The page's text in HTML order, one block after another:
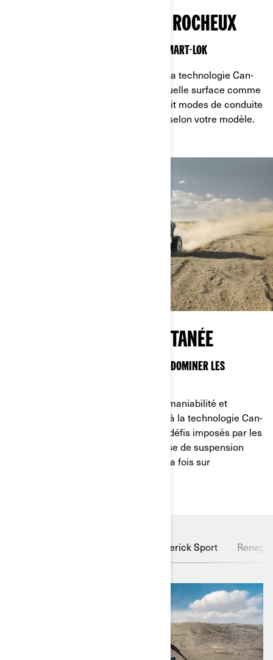
DOMINEZ LES TERRAINS ROCHEUX
DÉCOUVREZ LA TECHNOLOGIE CAN-AM SMART-LOK
Inutile d’en garder sous le pied avec la technologie Can-
Am Smart-Lok. Dominez n’importe quelle surface comme
jamais auparavant avec quatre ou huit modes de conduite
(2x4, 4x4 verrouillé, BOUE et TRAIL) selon votre modèle.
RÉPONSE QUASI INSTANTANÉE
STABILITÉ SOLIDE COMME UN ROC POUR DOMINER LES
Ne faites aucun compromis entre la maniabilité et
le confort de niveau supérieur grâce à la technologie Can-
Am Smart-Shox. Surmontez tous les défis imposés par les
rochers et le désert grâce à la réponse de suspension
la plus rapide du secteur, agissant à la fois sur
Maverick Sport